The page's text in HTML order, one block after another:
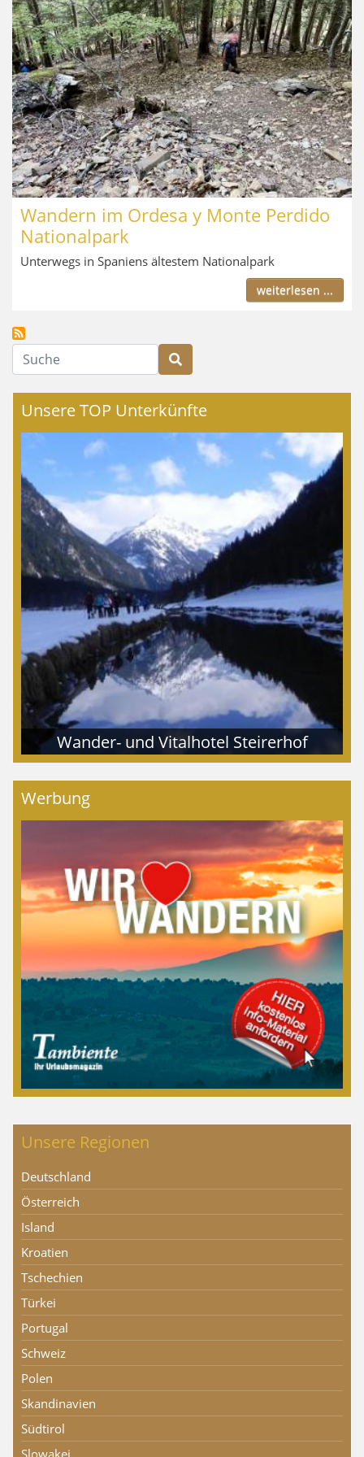
Wandern im Ordesa y Monte Perdido
Nationalpark
Unterwegs in Spaniens ältestem Nationalpark
weiterlesen ...
Suche
Unsere TOP Unterkünfte
Wander- und Vitalhotel Steirerhof
Werbung
Unsere Regionen
Deutschland
Österreich
Island
Kroatien
Tschechien
Türkei
Portugal
Schweiz
Polen
Skandinavien
Südtirol
Slowakei